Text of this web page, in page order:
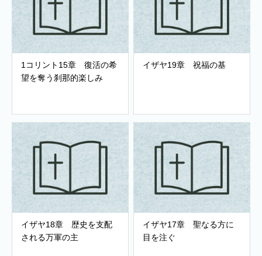
1コリント15章 復活の希
望を奪う刹那的楽しみ
イザヤ19章 祝福の基
イザヤ18章 歴史を支配
される万軍の主
イザヤ17章 聖なる方に
目を注ぐ